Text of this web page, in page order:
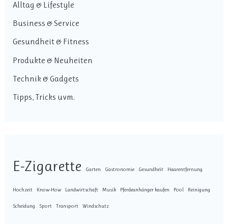
Alltag & Lifestyle
Business & Service
Gesundheit & Fitness
Produkte & Neuheiten
Technik & Gadgets
Tipps, Tricks uvm.
E-Zigarette Garten Gastronomie Gesundheit Haarentfernung
Hochzeit Know-How Landwirtschaft Musik Pferdeanhänger kaufen Pool Reinigung
Scheidung Sport Transport Windschutz